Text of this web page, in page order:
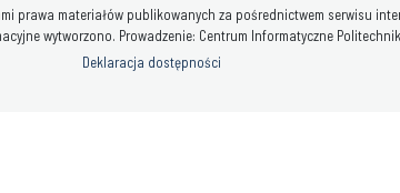
prawa materiałów publikowanych za pośrednictwem serwisu
wytworzono. Prowadzenie: Centrum Informatyczne
Deklaracja dostępności